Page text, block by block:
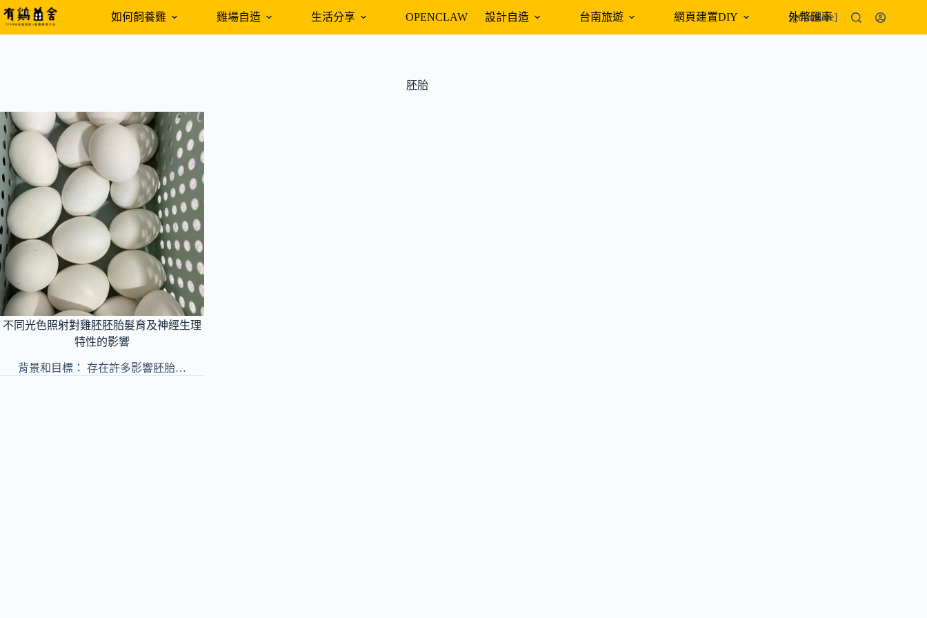
跳
至
如何飼養雞 雞場自造 生活分享 OPENCLAW 設計自造 台南旅遊 網頁建置DIY 外幣匯率
[gtranslate]
胚胎
不同光色照射對雞胚胚胎髮育及神經生理
特性的影響
背景和目標： 存在許多影響胚胎…